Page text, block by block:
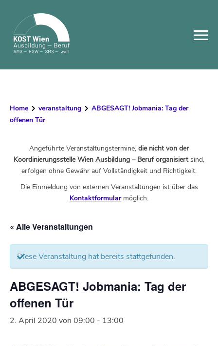
content
Home veranstaltung
ABGESAGT! Jobmania: Tag der
offenen Tür
Angeführte Veranstaltungstermine, die nicht von der
Koordinierungsstelle Wien Ausbildung – Beruf organisiertsind,
erfolgen ohne Gewähr auf Vollständigkeit und Richtigkeit.
Die Einmeldung von externen Veranstaltungen ist über das
Kontaktformularmöglich.
« Alle Veranstaltungen
Diese Veranstaltung hat bereits stattgefunden.
ABGESAGT! Jobmania: Tag der
offenen Tür
2. April 2020 von 09:00 - 13:00